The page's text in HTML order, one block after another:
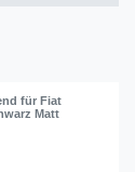
für Fiat
Matt